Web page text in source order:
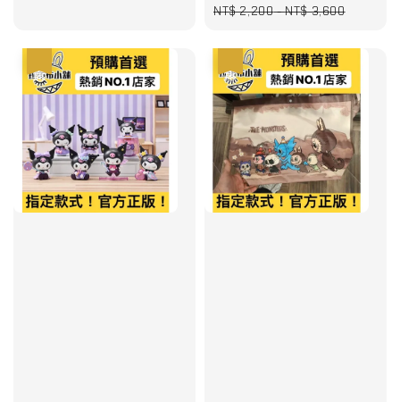
Regular
NT$ 2,200-NT$ 3,600